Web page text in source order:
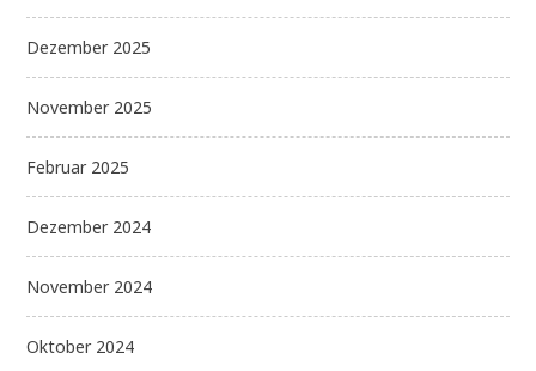
Dezember 2025
November 2025
Februar 2025
Dezember 2024
November 2024
Oktober 2024